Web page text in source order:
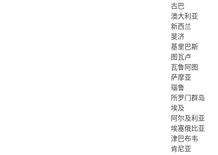
古巴
澳大利亚
新西兰
斐济
基里巴斯
图瓦卢
瓦鲁阿图
萨摩亚
瑙鲁
所罗门群岛
埃及
阿尔及利亚
埃塞俄比亚
津巴布韦
肯尼亚